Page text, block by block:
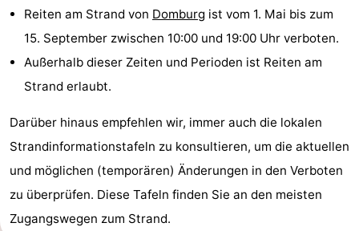
Spielplätze
Bowling
-
Minigolfplätze
Wellness-
Zentren
Dörfer
&
Städte
Natur
Führungen
Sport
Reiten am Strand von Domburg ist vom 1. Mai bis zum
15. September zwischen 10:00 und 19:00 Uhr verboten.
Außerhalb dieser Zeiten und Perioden ist Reiten am
Strand erlaubt.
Darüber hinaus empfehlen wir, immer auch die lokalen
Strandinformationstafeln zu konsultieren, um die aktuellen
und möglichen (temporären) Änderungen in den Verboten
zu überprüfen. Diese Tafeln finden Sie an den meisten
Zugangswegen zum Strand.